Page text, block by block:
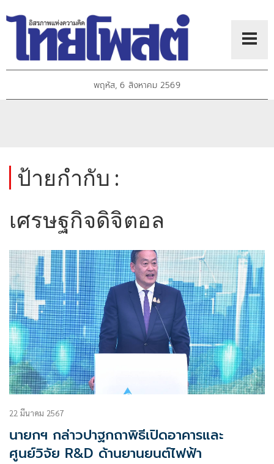
พฤหัส, 6 สิงหาคม 2569
ป้ายกำกับ :
เศรษฐกิจดิจิตอล
22 มีนาคม 2567
นายกฯ กล่าวปาฐกถาพิธีเปิดอาคารและ
ศูนย์วิจัย R&D ด้านยานยนต์ไฟฟ้า